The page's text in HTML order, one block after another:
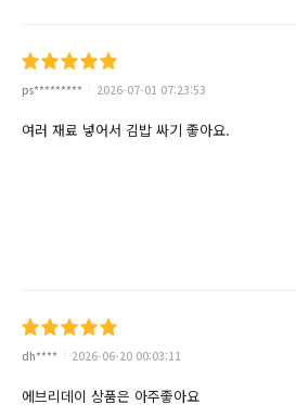
ps********* 2026-07-01 07:23:53
여러 재료 넣어서 김밥 싸기 좋아요.
dh**** 2026-06-20 00:03:11
에브리데이 상품은 아주좋아요